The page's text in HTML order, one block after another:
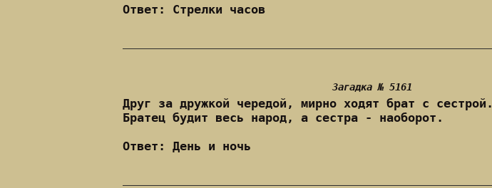
Ответ: Стрелки часов
Загадка № 5161
Друг за дружкой чередой, мирно ходят брат с сестрой.
Братец будит весь народ, а сестра - наоборот.
Ответ: День и ночь